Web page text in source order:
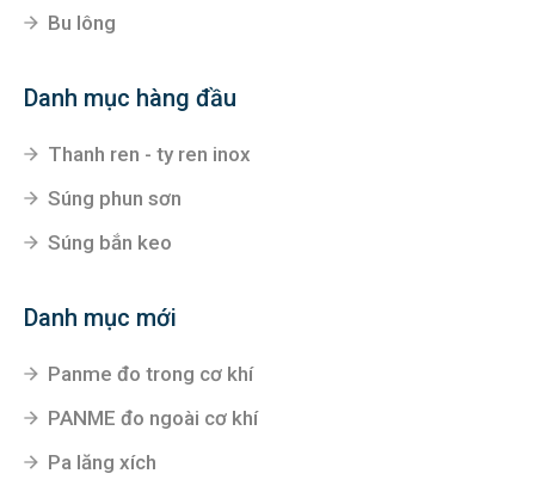
Bu lông
Danh mục hàng đầu
Thanh ren - ty ren inox
Súng phun sơn
Súng bắn keo
Danh mục mới
Panme đo trong cơ khí
PANME đo ngoài cơ khí
Pa lăng xích